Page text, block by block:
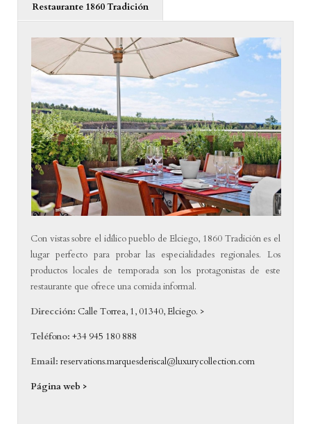
Restaurante 1860 Tradición
Con vistas sobre el idílico pueblo de Elciego, 1860 Tradición es el
lugar perfecto para probar las especialidades regionales. Los
productos locales de temporada son los protagonistas de este
restaurante que ofrece una comida informal.
Dirección: Calle Torrea, 1, 01340, Elciego. >
Teléfono:+34 945 180 888
Email: reservations.marquesderiscal@luxurycollection.com
Página web >